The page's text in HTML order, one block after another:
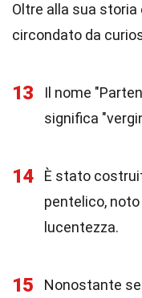
Oltre alla sua
circondato da
13
Il nome
significa
14 È stato
pentelico,
lucentezza.
15
Nonostante